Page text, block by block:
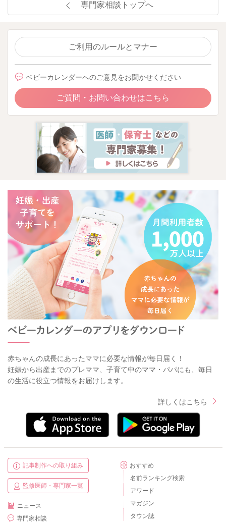
専門家相談トップへ
ご利用のルールとマナー
ベビーカレンダーへのご意見をお聞かせください
ご質問・お問い合わせはこちら
赤ちゃんの成長にあったママに必要な情報が毎日届く！
妊娠から出産までのプレママ、子育て中のママ・パパにも、毎日
の生活に役立つ情報をお届けします。
詳しくはこちら
記事制作への取り組み
監修医師・専門家一覧
ニュース
専門家相談
おすすめ
名前ランキング検索
アワード
マガジン
タウン誌